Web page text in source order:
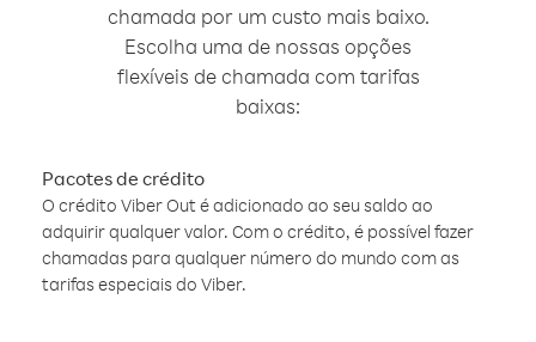
chamada por um custo mais baixo.
Escolha uma de nossas opções
flexíveis de chamada com tarifas
baixas:
Pacotes de crédito
O crédito Viber Out é adicionado ao seu saldo ao
adquirir qualquer valor. Com o crédito, é possível fazer
chamadas para qualquer número do mundo com as
tarifas especiais do Viber.